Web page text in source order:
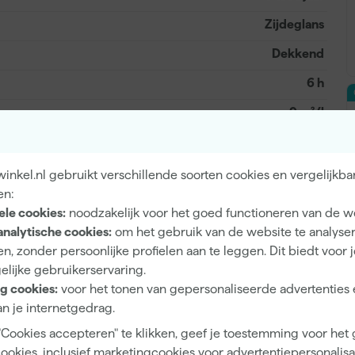
gebruikt verschillende soorten cookies en
cookies: noodzakelijk voor het goed functioneren van de
cookies: om het gebruik van de website te
zonder persoonlijke profielen aan te leggen. Dit biedt voor
gebruikerservaring.
cookies: voor het tonen van gepersonaliseerde advertenties
je internetgedrag.
accepteren" te klikken, geef je toestemming voor het
inclusief marketingcookies voor
Zijdeglans
Dekkend
6 h
9 m²/l
Waterbasis (acryl)
Mengverf